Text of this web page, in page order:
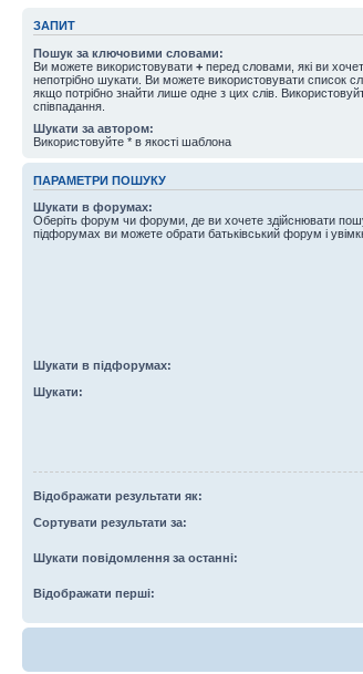
ЗАПИТ
Пошук за ключовими словами:
Ви можете використовувати + перед словами, які ви
непотрібно шукати. Ви можете використовувати список
якщо потрібно знайти лише одне з цих слів.
співпадання.
Шукати за автором:
Використовуйте * в якості шаблона
ПАРАМЕТРИ ПОШУКУ
Шукати в форумах:
Оберіть форум чи форуми, де ви хочете здійснювати
підфорумах ви можете обрати батьківський форум і
Шукати в підфорумах:
Шукати:
Відображати результати як:
Сортувати результати за:
Шукати повідомлення за останні:
Відображати перші: